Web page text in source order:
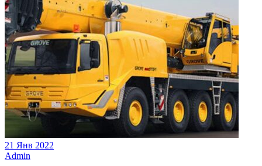
21 Янв 2022
Admin